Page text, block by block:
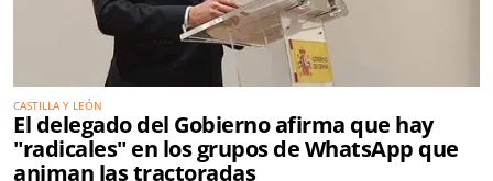
CASTILLA Y LEÓN
El delegado del Gobierno afirma que hay
"radicales" en los grupos de WhatsApp que
animan las tractoradas